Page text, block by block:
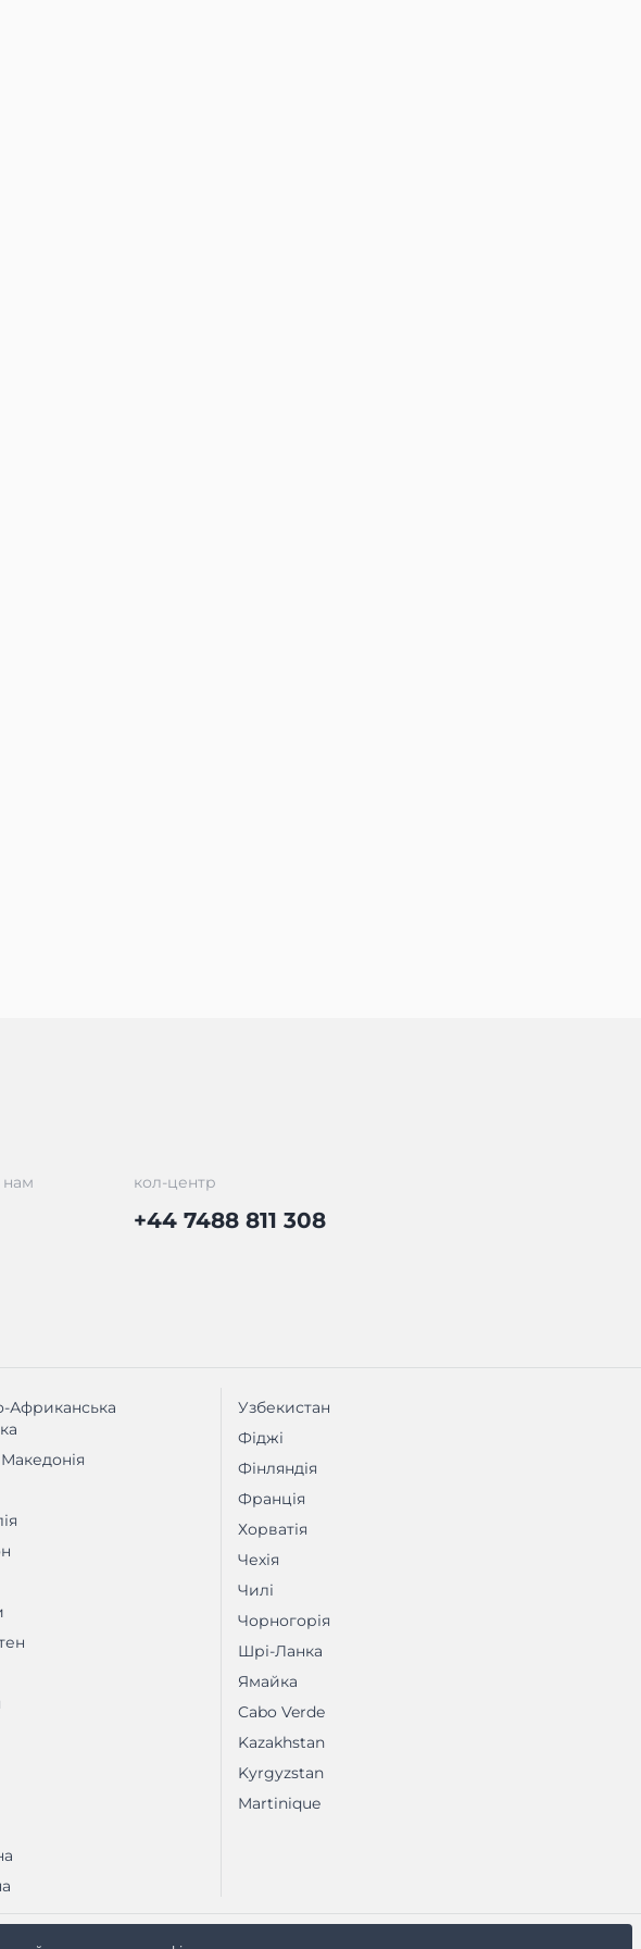
нам кол-центр
+44 7488 811 308
Африканська
Узбекистан
Фіджі
Фінляндія
Франція
Хорватія
Чехія
Чилі
Чорногорія
Шрі-Ланка
Ямайка
Cabo Verde
Kazakhstan
Kyrgyzstan
Martinique